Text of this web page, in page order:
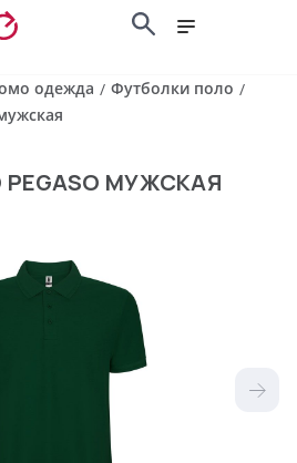
одежда / Футболки поло /
МУЖСКАЯ